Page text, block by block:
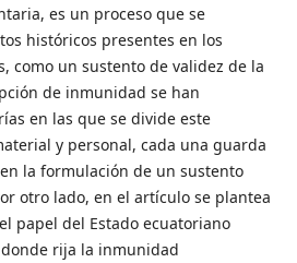
es un proceso que se
históricos presentes en los
como un sustento de validez de la
de inmunidad se han
en las que se divide este
y personal, cada una guarda
la formulación de un sustento
otro lado, en el artículo se plantea
papel del Estado ecuatoriano
rija la inmunidad